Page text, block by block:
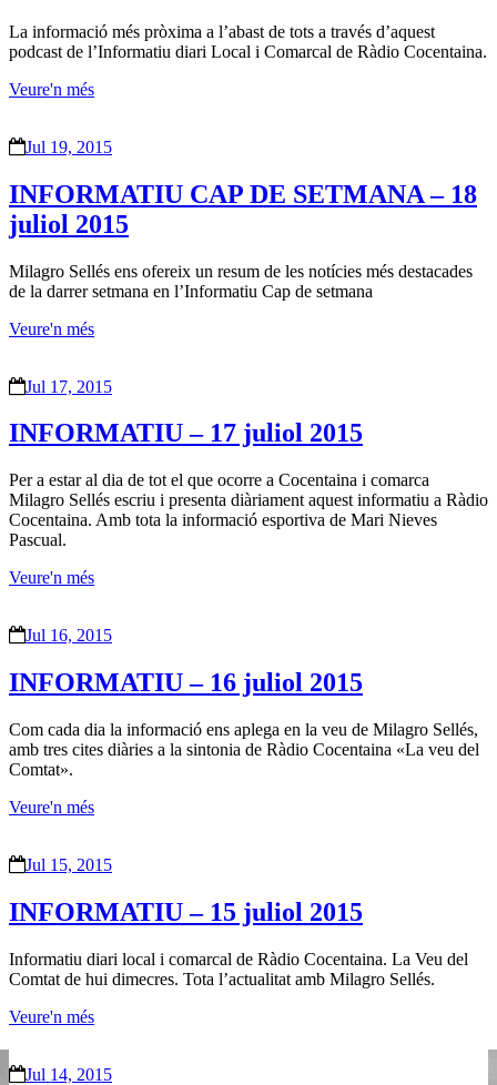
La informació més pròxima a l’abast de tots a través d’aquest
podcast de l’Informatiu diari Local i Comarcal de Ràdio Cocentaina.
Veure'n més
Jul 19, 2015
INFORMATIU CAP DE SETMANA – 18
juliol 2015
Milagro Sellés ens ofereix un resum de les notícies més destacades
de la darrer setmana en l’Informatiu Cap de setmana
Veure'n més
Jul 17, 2015
INFORMATIU – 17 juliol 2015
Per a estar al dia de tot el que ocorre a Cocentaina i comarca
Milagro Sellés escriu i presenta diàriament aquest informatiu a Ràdio
Cocentaina. Amb tota la informació esportiva de Mari Nieves
Pascual.
Veure'n més
Jul 16, 2015
INFORMATIU – 16 juliol 2015
Com cada dia la informació ens aplega en la veu de Milagro Sellés,
amb tres cites diàries a la sintonia de Ràdio Cocentaina «La veu del
Comtat».
Veure'n més
Jul 15, 2015
INFORMATIU – 15 juliol 2015
Informatiu diari local i comarcal de Ràdio Cocentaina. La Veu del
Comtat de hui dimecres. Tota l’actualitat amb Milagro Sellés.
Veure'n més
Jul 14, 2015